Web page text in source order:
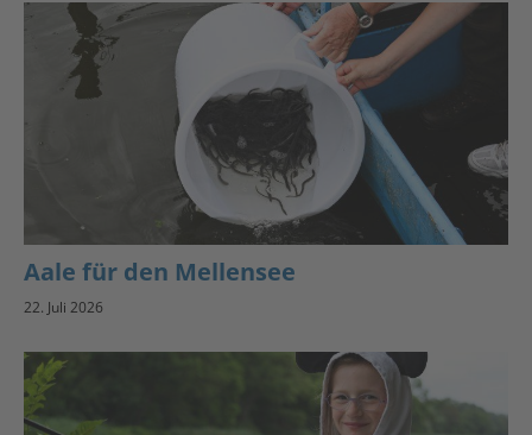
Aale für den Mellensee
22. Juli 2026